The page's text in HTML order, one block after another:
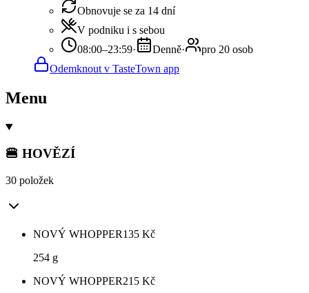
Obnovuje se za 14 dní
V podniku i s sebou
08:00–23:59· Denně·
pro 20 osob
Odemknout v TasteTown app
Menu
🍔 HOVĚZÍ
30 položek
NOVÝ WHOPPER135 Kč
254 g
NOVÝ WHOPPER215 Kč